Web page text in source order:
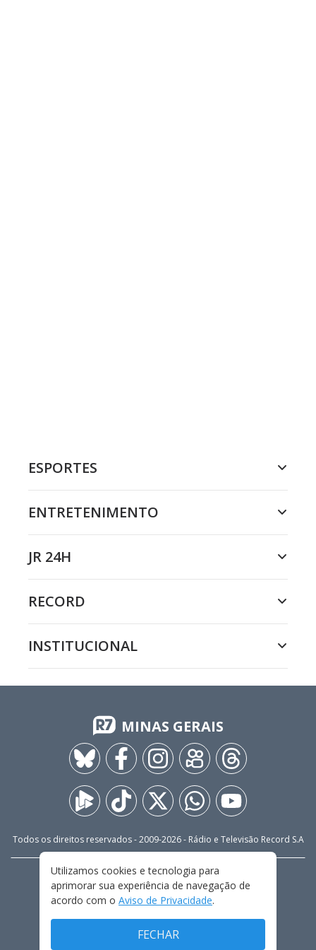
ESPORTES
ENTRETENIMENTO
JR 24H
RECORD
INSTITUCIONAL
MINAS GERAIS
Todos os direitos reservados - 2009-2026- Rádio e Televisão Record S.A
FALE CONOSCO
PRIVACIDADE
TERMOS E CONDIÇÕES DE USO
Utilizamos cookies e tecnologia para
aprimorar sua experiência de navegação de
acordo com o Aviso de Privacidade.
FECHAR